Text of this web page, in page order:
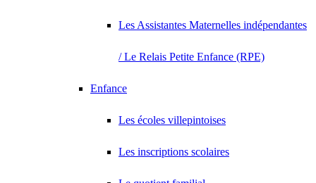
Les Assistantes Maternelles indépendantes
/ Le Relais Petite Enfance (RPE)
Enfance
Les écoles villepintoises
Les inscriptions scolaires